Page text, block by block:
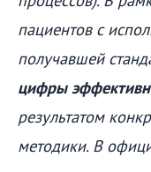
пациентов с
получавшей
цифры
результатом
методики. В